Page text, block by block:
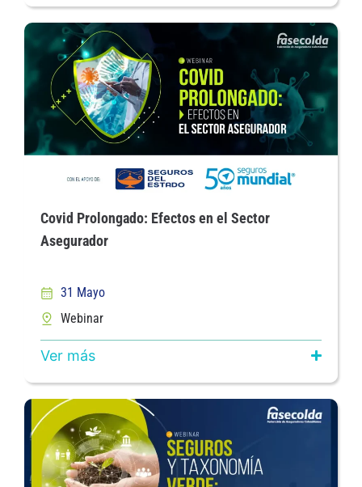
Covid Prolongado: Efectos en el Sector
Asegurador
31 Mayo
Webinar
Ver más